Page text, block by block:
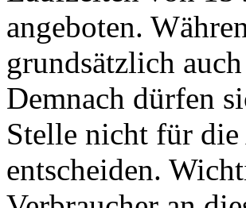
angeboten.
grundsätzlich
Demnach dürfen
Stelle nicht für die
entscheiden.